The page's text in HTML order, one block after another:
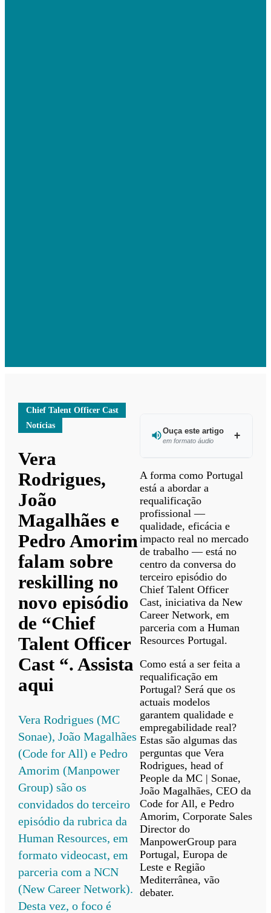
Chief Talent Officer Cast
Notícias
Vera
Rodrigues,
João
Magalhães e
Pedro Amorim
falam sobre
reskilling no
novo episódio
de “Chief
Talent Officer
Cast “. Assista
aqui
Vera Rodrigues (MC
Sonae), João Magalhães
(Code for All) e Pedro
Amorim (Manpower
Group) são os
convidados do terceiro
episódio da rubrica da
Human Resources, em
formato videocast, em
parceria com a NCN
(New Career Network).
Desta vez, o foco é
Ouça este artigo
em formato áudio
Ouvir
este
artigo
A forma como Portugal
está a abordar a
requalificação
profissional —
qualidade, eficácia e
impacto real no mercado
de trabalho — está no
centro da conversa do
terceiro episódio do
Chief Talent Officer
Cast, iniciativa da New
Career Network, em
parceria com a Human
Resources Portugal.
Como está a ser feita a
requalificação em
Portugal? Será que os
actuais modelos
garantem qualidade e
empregabilidade real?
Estas são algumas das
perguntas que Vera
Rodrigues, head of
People da MC | Sonae,
João Magalhães, CEO da
Code for All, e Pedro
Amorim, Corporate Sales
Director do
ManpowerGroup para
Portugal, Europa de
Leste e Região
Mediterrânea, vão
debater.